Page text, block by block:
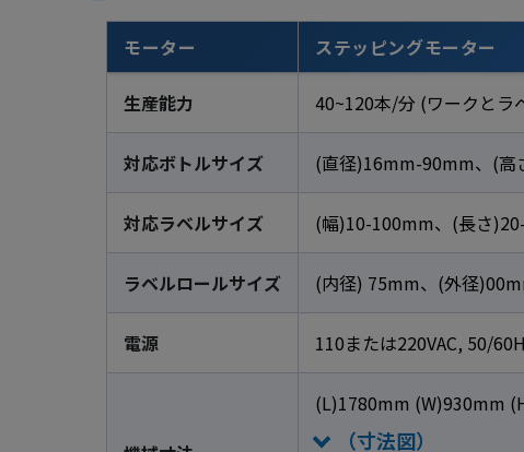
モーター ステッピングモーター
生産能力 40~120本/分 (ワークとラ
対応ボトルサイズ (直径)16mm-90mm、(高
対応ラベルサイズ (幅)10-100mm、(長さ
ラベルロールサイズ (内径) 75mm、(外径
電源 110または220VAC, 50/
(L)1780mm (W)930mm
（寸法図）